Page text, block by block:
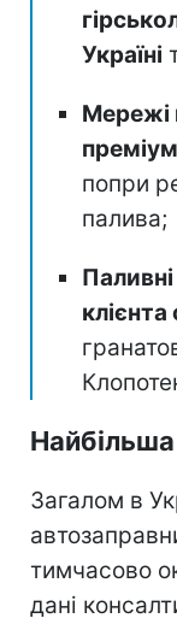
Україні
Мережі
попри
палива;
Загалом в
тимчасово
дані